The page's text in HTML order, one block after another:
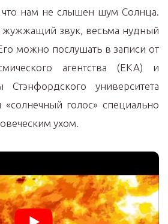
нам не слышен шум Солнца.
жужжащий звук, весьма нудный
можно послушать в записи от
агентства (ЕКА) и
университета
голос» специально
ухом.